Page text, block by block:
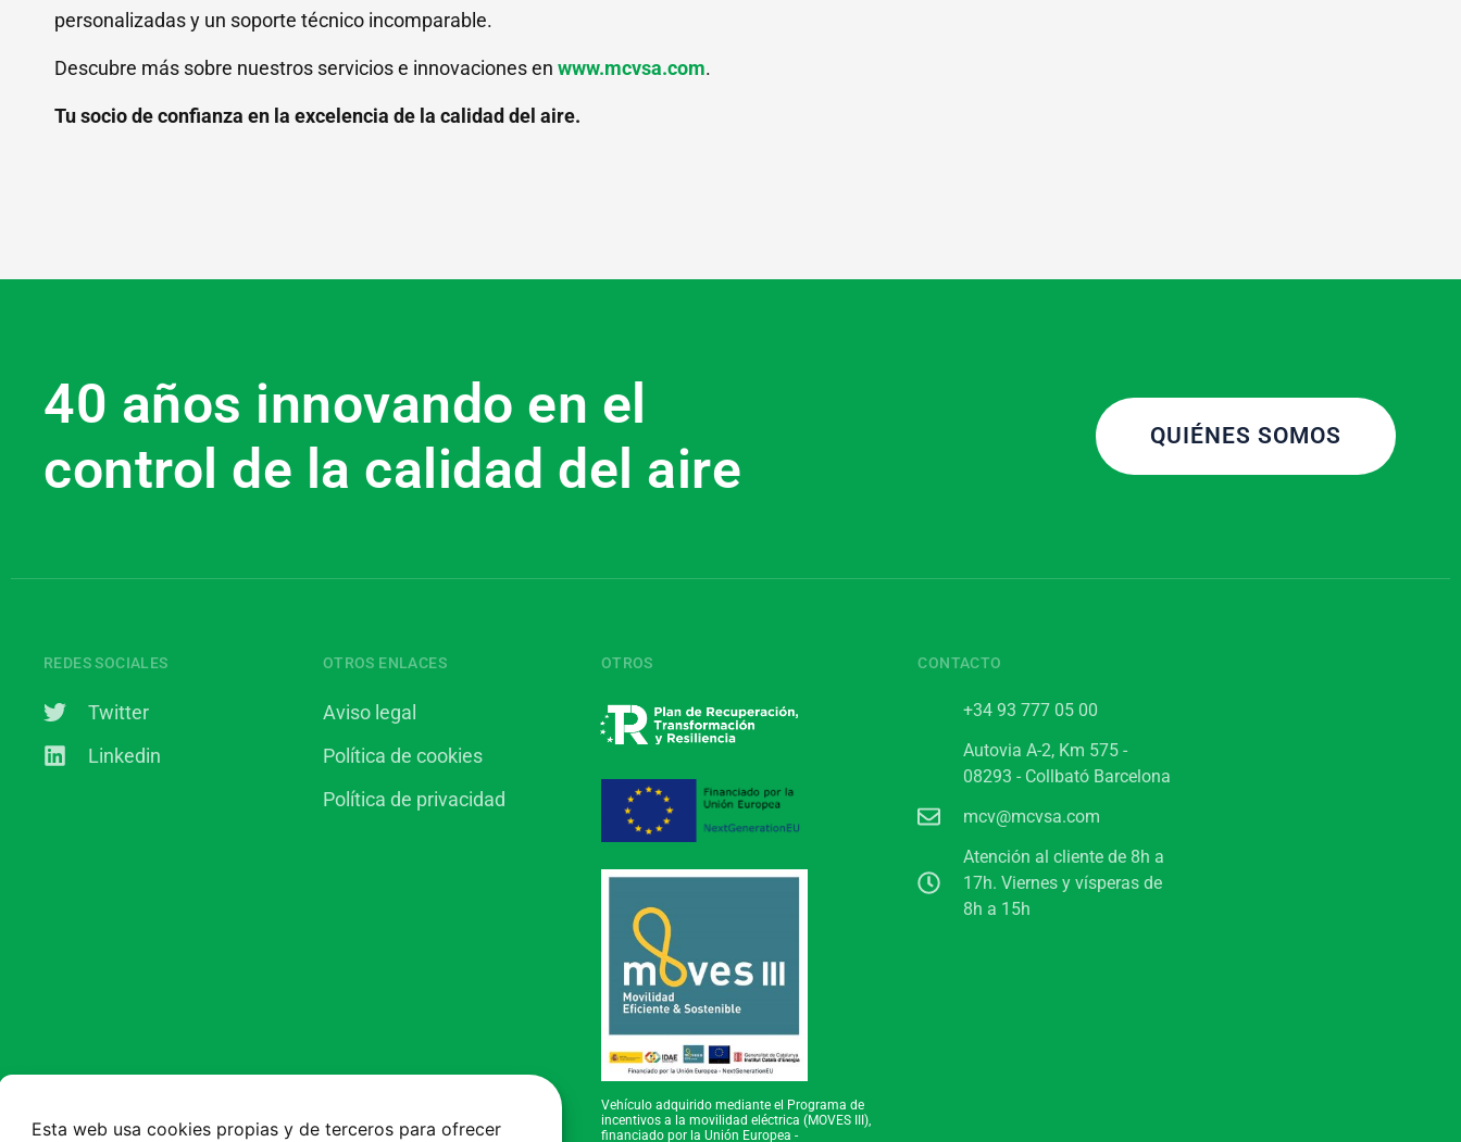
Esta web usa cookies propias y de terceros para ofrecer
personalizadas y un soporte técnico incomparable.
Descubre más sobre nuestros servicios e innovaciones en www.mcvsa.com.
Tu socio de confianza en la excelencia de la calidad del aire.
40 años innovando en el
control de la calidad del aire
QUIÉNES SOMOS
REDES SOCIALES
Twitter
Linkedin
OTROS ENLACES
Aviso legal
Política de cookies
Política de privacidad
OTROS
Vehículo adquirido mediante el Programa de
incentivos a la movilidad eléctrica (MOVES III),
financiado por la Unión Europea -
CONTACTO
+34 93 777 05 00
Autovia A-2, Km 575 -
08293 - Collbató Barcelona
mcv@mcvsa.com
Atención al cliente de 8h a
17h. Viernes y vísperas de
8h a 15h